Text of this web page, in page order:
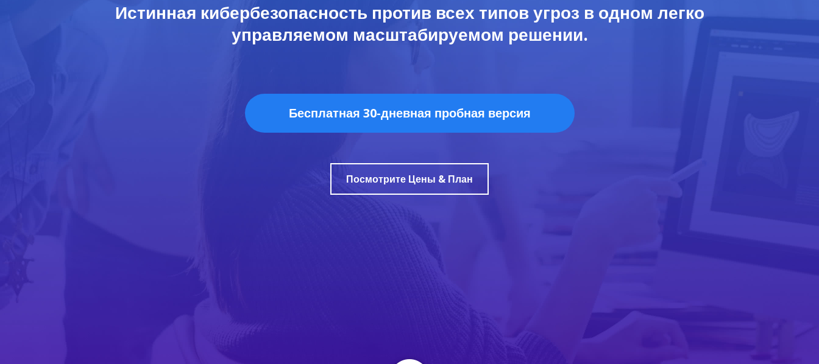
Истинная кибербезопасность против всех типов угроз в одном легко
управляемом масштабируемом решении.
Бесплатная 30-дневная пробная версия
Посмотрите Цены & План